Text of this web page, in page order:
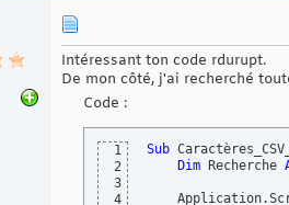
Intéressant ton code rdurupt.
De mon côté, j'ai recherché
Code :
1
2
3
4
Sub
Dim Recherche